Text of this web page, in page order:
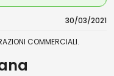
30/03/2021
COMMERCIALI.